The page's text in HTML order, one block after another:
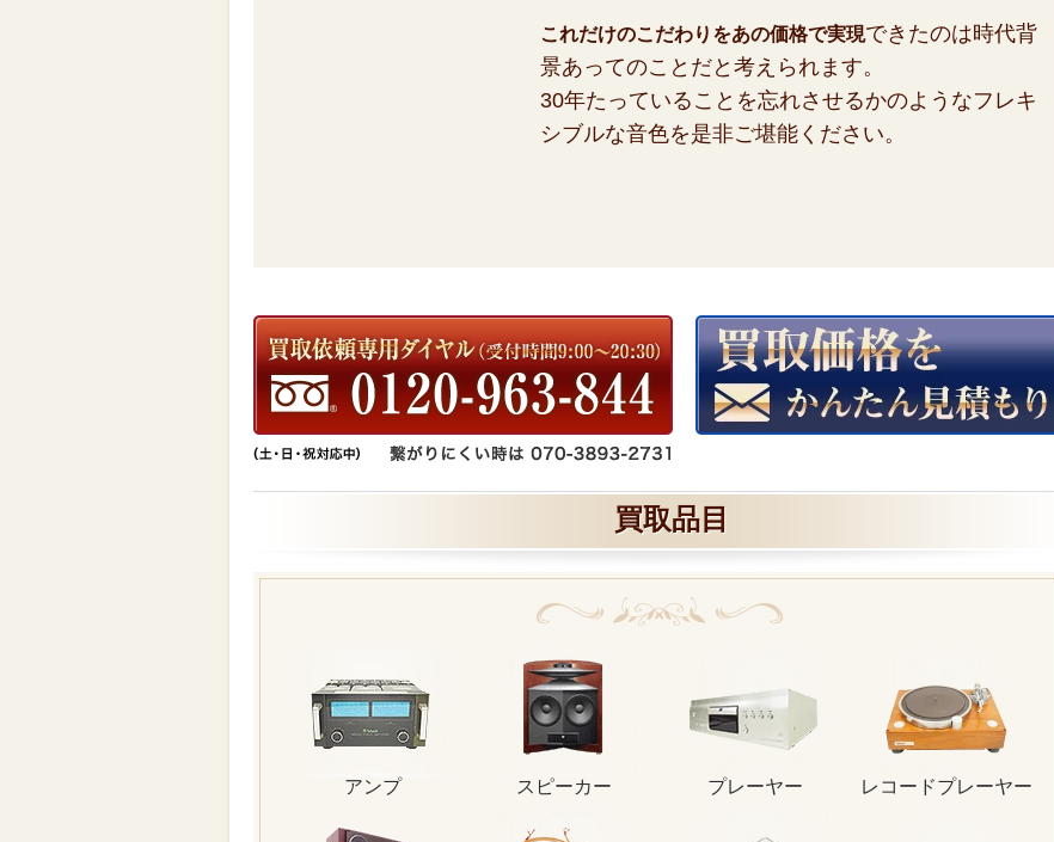
これだけのこだわりをあの価格で実現できたのは時代背
景あってのことだと考えられます。
30年たっていることを忘れさせるかのようなフレキ
シブルな音色を是非ご堪能ください。
買取品目
アンプ スピーカー プレーヤー レコードプレーヤー